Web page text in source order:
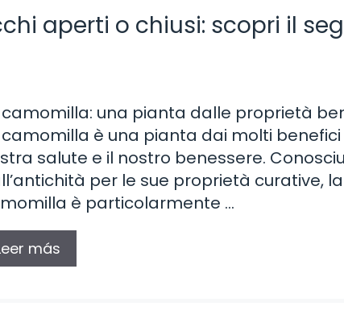
aperti o chiusi: scopri il
camomilla: una pianta dalle proprietà
camomilla è una pianta dai molti
salute e il nostro benessere.
per le sue proprietà curative, la
è particolarmente …
más